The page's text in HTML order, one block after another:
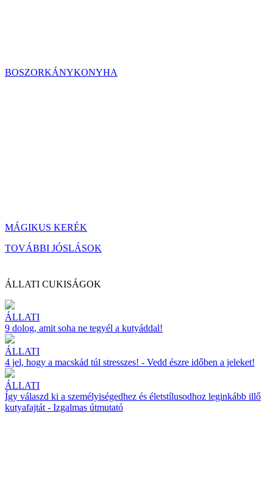
BOSZORKÁNYKONYHA
MÁGIKUS KERÉK
TOVÁBBI JÓSLÁSOK
ÁLLATI CUKISÁGOK
ÁLLATI
9 dolog, amit soha ne tegyél a kutyáddal!
ÁLLATI
4 jel, hogy a macskád túl stresszes! - Vedd észre időben a jeleket!
ÁLLATI
Így válaszd ki a személyiségedhez és életstílusodhoz leginkább illő
kutyafajtát - Izgalmas útmutató